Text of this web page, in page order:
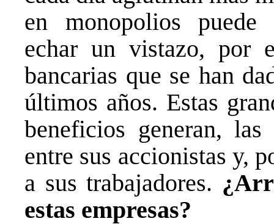
en monopolios puede
echar un vistazo, por
bancarias que se han
últimos años. Estas
beneficios generan,
entre sus accionistas y,
a sus trabajadores.
estas empresas?